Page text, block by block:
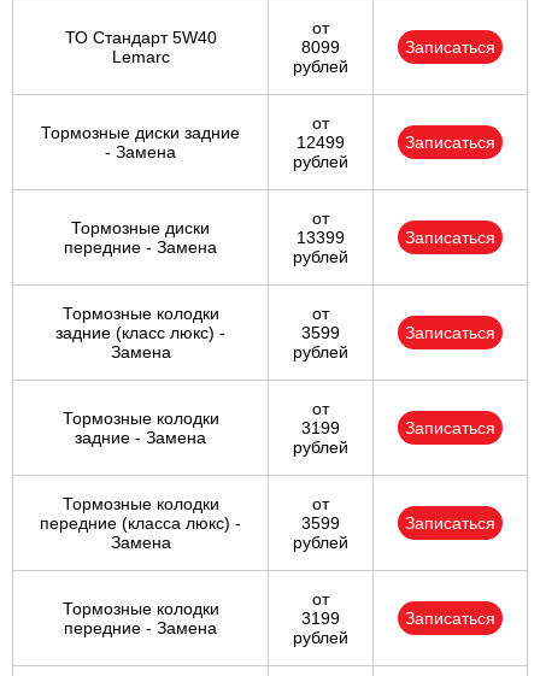
ТО Стандарт 5W40
Lemarc
от
8099
рублей
Записаться
Тормозные диски задние
- Замена
от
12499
рублей
Записаться
Тормозные диски
передние - Замена
от
13399
рублей
Записаться
Тормозные колодки
задние (класс люкс) -
Замена
от
3599
рублей
Записаться
Тормозные колодки
задние - Замена
от
3199
рублей
Записаться
Тормозные колодки
передние (класса люкс) -
Замена
от
3599
рублей
Записаться
Тормозные колодки
передние - Замена
от
3199
рублей
Записаться